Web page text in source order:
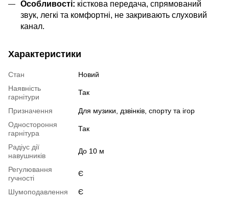
Особливості: кісткова передача, спрямований
звук, легкі та комфортні, не закривають слуховий
канал.
Характеристики
Стан
Новий
Наявність
гарнітури
Так
Призначення
Для музики, дзвінків, спорту та ігор
Одностороння
гарнітура
Так
Радіус дії
навушників
До 10 м
Регулювання
гучності
Є
Шумоподавлення
Є